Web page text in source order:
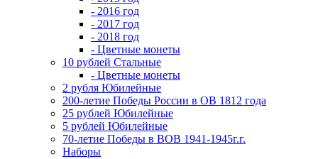
- 2016 год
- 2017 год
- 2018 год
- Цветные монеты
10 рублей Стальные
- Цветные монеты
2 рубля Юбилейные
200-летие Победы России в ОВ 1812 года
25 рублей Юбилейные
5 рублей Юбилейные
70-летие Победы в ВОВ 1941-1945г.г.
Наборы